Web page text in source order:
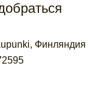
Финляндия